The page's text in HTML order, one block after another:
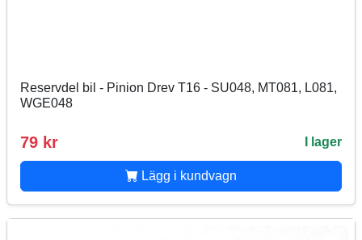
Reservdel bil - Pinion Drev T16 - SU048, MT081, L081,
WGE048
79 kr I lager
Lägg i kundvagn